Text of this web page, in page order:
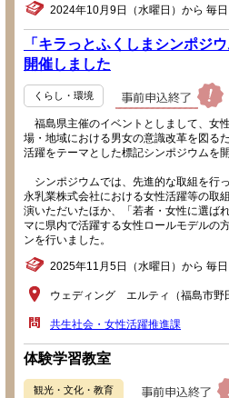
2024年10月9日（水曜日）から 毎日
「キラっとふくしまシンポジ
開催しました
くらし・環境
福島県主催のイベントとしまして、女
場・地域における男女の意識改革を図る
活躍をテーマとした標記シンポジウムを
シンポジウムでは、先進的な取組を行
永乳業株式会社における女性活躍等の取
演いただいたほか、「若者・女性に選ば
マに県内で活躍する女性ロールモデルの
ンを行いました。
2025年11月5日（水曜日）から 毎日
ウェディング エルティ（福島市野
共生社会・女性活躍推進課
体験学習教室
観光・文化・教育